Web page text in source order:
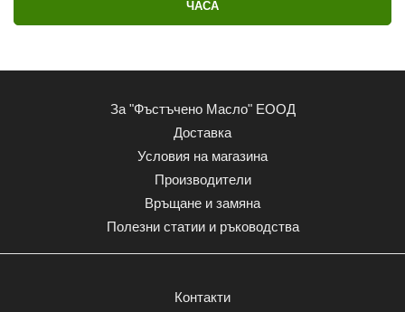
ЧАСА
За "Фъстъчено Масло" ЕООД
Доставка
Условия на магазина
Производители
Връщане и замяна
Полезни статии и ръководства
Контакти